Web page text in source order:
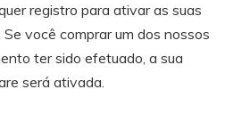
registro para ativar as suas
você comprar um dos nossos
ter sido efetuado, a sua
será ativada.